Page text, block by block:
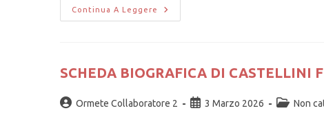
Continua A Leggere
SCHEDA BIOGRAFICA DI CASTELLINI
Ormete Collaboratore 2 3 Marzo 2026 Non